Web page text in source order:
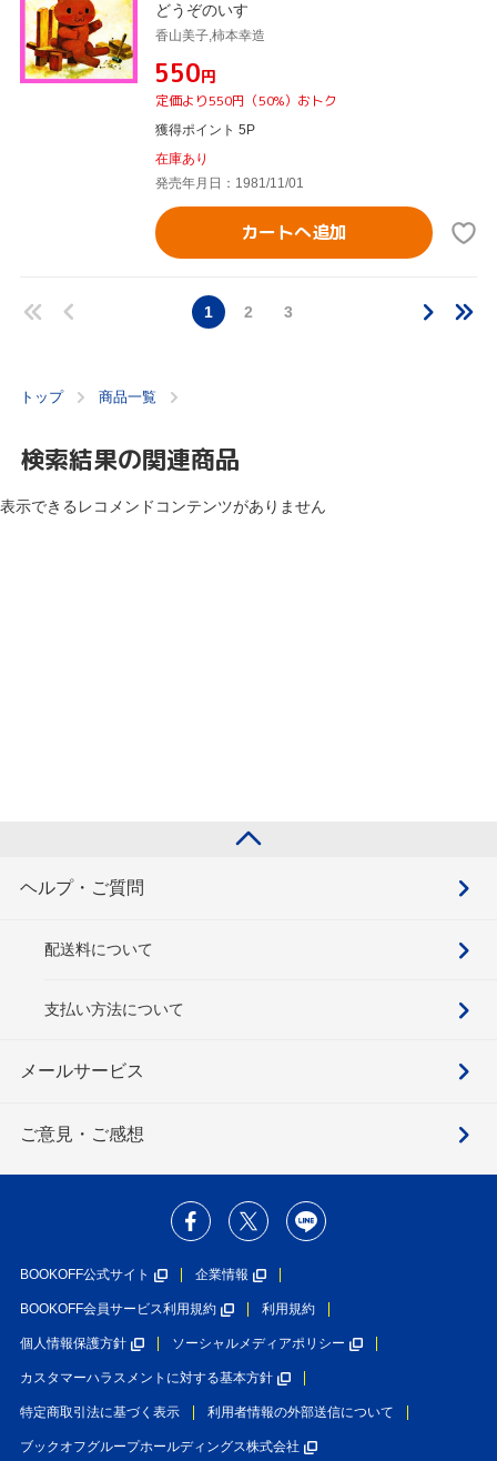
どうぞのいす
香山美子,柿本幸造
¥550円
定価より550円（50%）おトク
獲得ポイント 5P
在庫あり
発売年月日：1981/11/01
カートへ追加
1 2 3
トップ 商品一覧
検索結果の関連商品
表示できるレコメンドコンテンツがありません
ヘルプ・ご質問
配送料について
支払い方法について
メールサービス
ご意見・ご感想
BOOKOFF公式サイト 企業情報
BOOKOFF会員サービス利用規約 利用規約
個人情報保護方針 ソーシャルメディアポリシー
カスタマーハラスメントに対する基本方針
特定商取引法に基づく表示 利用者情報の外部送信について
ブックオフグループホールディングス株式会社